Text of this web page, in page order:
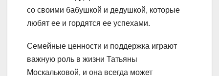
со своими бабушкой и дедушкой, которые
любят ее и гордятся ее успехами.
Семейные ценности и поддержка играют
важную роль в жизни Татьяны
Москальковой, и она всегда может